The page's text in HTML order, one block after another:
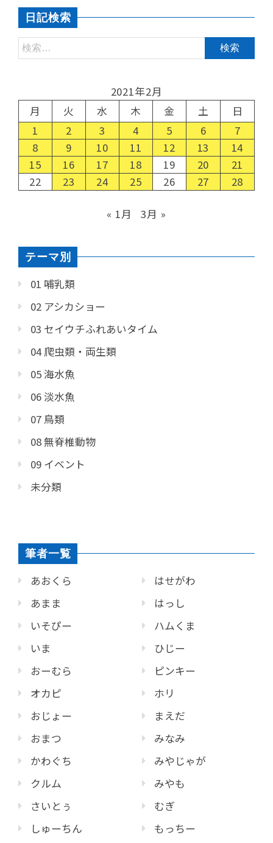
日記検索
2021年2月
月
火 水 木 金 土
日
1
2 3 4 5 6
7
8
9 10 11 12 13
14
15
16 17 18 19 20
21
22
23 24 25 26 27 28
« 1月 3月 »
テーマ別
01 哺乳類
02 アシカショー
03 セイウチふれあいタイム
04 爬虫類・両生類
05 海水魚
06 淡水魚
07 鳥類
08 無脊椎動物
09 イベント
未分類
筆者一覧
あおくら
あまま
いそぴー
いま
おーむら
オカピ
おじょー
おまつ
かわぐち
クルム
さいとぅ
しゅーちん
はせがわ
はっし
ハムくま
ひじー
ピンキー
ホリ
まえだ
みなみ
みやじゃが
みやも
むぎ
もっちー